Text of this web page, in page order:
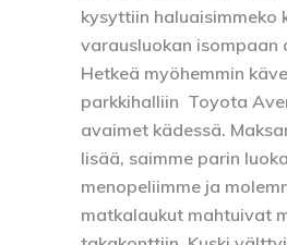
kysyttiin haluaisimmeko
varausluokan isompaan
Hetkeä myöhemmin
parkkihalliin Toyota
avaimet kädessä.
lisää, saimme parin
menopeliimme ja
matkalaukut mahtuivat